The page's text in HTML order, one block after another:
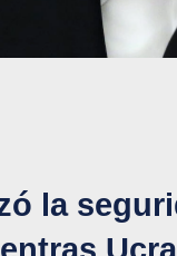
la